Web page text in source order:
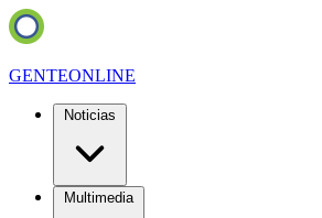
GENTEONLINE
Noticias
Multimedia